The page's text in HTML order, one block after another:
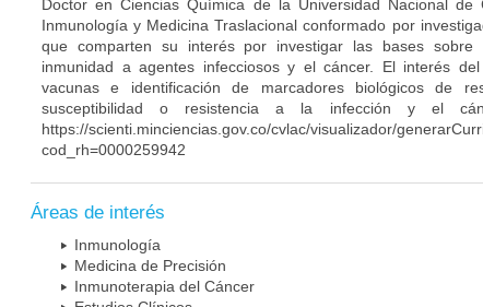
Doctor en Ciencias Química de la Universidad Nacional
Inmunología y Medicina Traslacional conformado por
que comparten su interés por investigar las bases sobre
inmunidad a agentes infecciosos y el cáncer. El interés
vacunas e identificación de marcadores biológicos de
susceptibilidad o resistencia a la infección y el
https://scienti.minciencias.gov.co/cvlac/visualizador/
cod_rh=0000259942
Áreas de interés
Inmunología
Medicina de Precisión
Inmunoterapia del Cáncer